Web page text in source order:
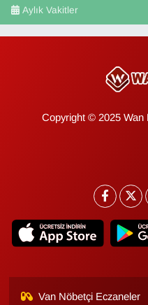
Aylık Vakitler
Copyright © 2025 Wan
Van Nöbetçi Eczaneler